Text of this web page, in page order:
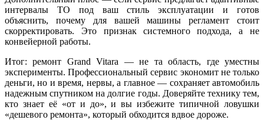
интервалы ТО под ваш стиль эксплуатации и готов
объяснить, почему для вашей машины регламент стоит
скорректировать. Это признак системного подхода, а не
конвейерной работы.
Итог: ремонт Grand Vitara — не та область, где уместны
эксперименты. Профессиональный сервис экономит не только
деньги, но и время, нервы, а главное — сохраняет автомобиль
надежным спутником на долгие годы. Доверяйте технику тем,
кто знает её «от и до», и вы избежите типичной ловушки
«дешевого ремонта», который обходится вдвое дороже.